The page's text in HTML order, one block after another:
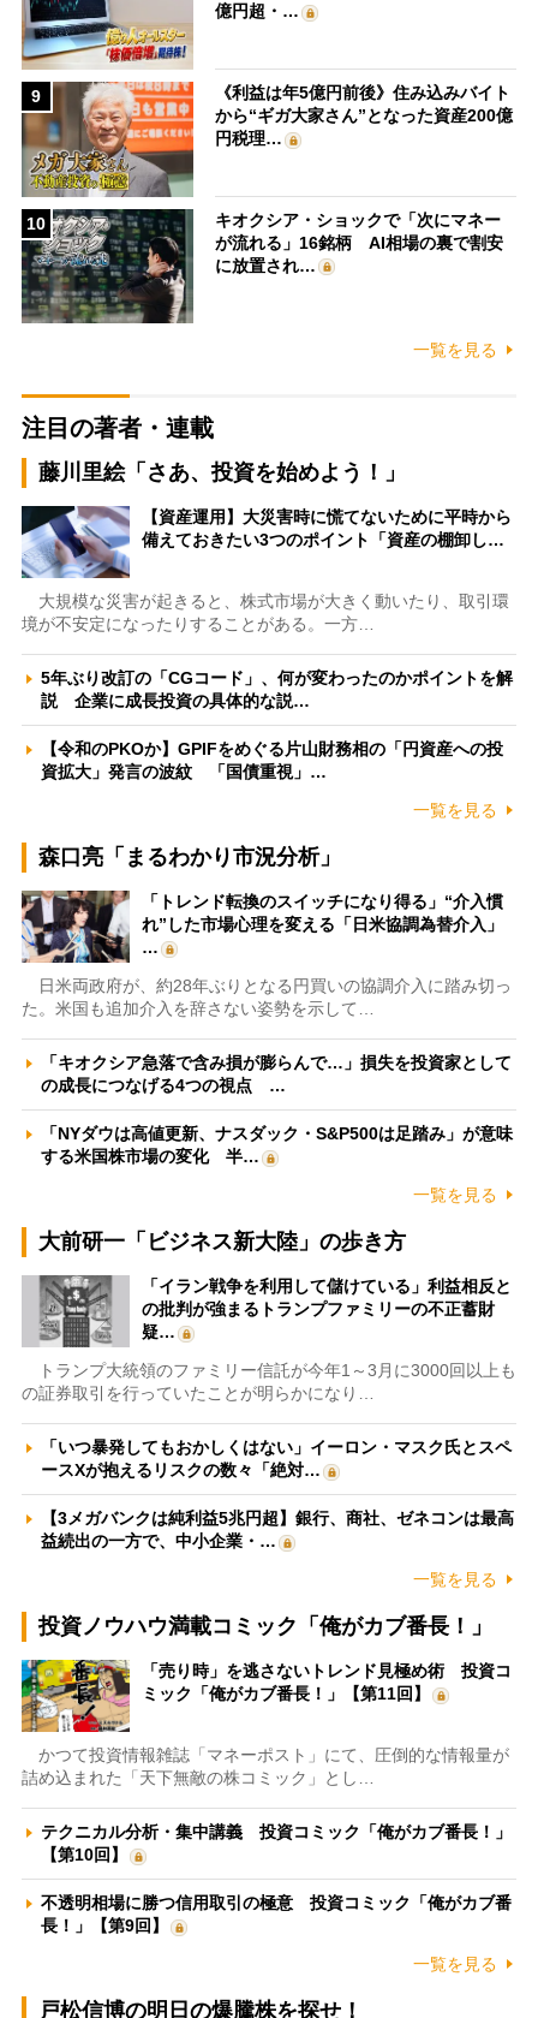
億円超・…
9
《利益は年5億円前後》住み込みバイト
から“ギガ大家さん”となった資産200億
円税理…
10
キオクシア・ショックで「次にマネー
が流れる」16銘柄 AI相場の裏で割安
に放置され…
一覧を見る
注目の著者・連載
藤川里絵「さあ、投資を始めよう！」
【資産運用】大災害時に慌てないために平時から
備えておきたい3つのポイント「資産の棚卸し…
大規模な災害が起きると、株式市場が大きく動いたり、取引環
境が不安定になったりすることがある。一方…
5年ぶり改訂の「CGコード」、何が変わったのかポイントを解
説 企業に成長投資の具体的な説…
【令和のPKOか】GPIFをめぐる片山財務相の「円資産への投
資拡大」発言の波紋 「国債重視」…
一覧を見る
森口亮「まるわかり市況分析」
「トレンド転換のスイッチになり得る」“介入慣
れ”した市場心理を変える「日米協調為替介入」
…
日米両政府が、約28年ぶりとなる円買いの協調介入に踏み切っ
た。米国も追加介入を辞さない姿勢を示して…
「キオクシア急落で含み損が膨らんで…」損失を投資家として
の成長につなげる4つの視点 …
「NYダウは高値更新、ナスダック・S&P500は足踏み」が意味
する米国株市場の変化 半…
一覧を見る
大前研一「ビジネス新大陸」の歩き方
「イラン戦争を利用して儲けている」利益相反と
の批判が強まるトランプファミリーの不正蓄財
疑…
トランプ大統領のファミリー信託が今年1～3月に3000回以上も
の証券取引を行っていたことが明らかになり…
「いつ暴発してもおかしくはない」イーロン・マスク氏とスペ
ースXが抱えるリスクの数々「絶対…
【3メガバンクは純利益5兆円超】銀行、商社、ゼネコンは最高
益続出の一方で、中小企業・…
一覧を見る
投資ノウハウ満載コミック「俺がカブ番長！」
「売り時」を逃さないトレンド見極め術 投資コ
ミック「俺がカブ番長！」【第11回】
かつて投資情報雑誌「マネーポスト」にて、圧倒的な情報量が
詰め込まれた「天下無敵の株コミック」とし…
テクニカル分析・集中講義 投資コミック「俺がカブ番長！」
【第10回】
不透明相場に勝つ信用取引の極意 投資コミック「俺がカブ番
長！」【第9回】
一覧を見る
戸松信博の明日の爆騰株を探せ！